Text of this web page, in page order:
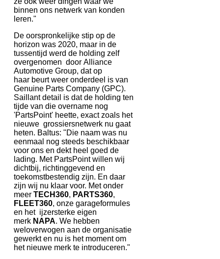
binnen ons netwerk van konden
leren."
De oorspronkelijke stip op de
horizon was 2020, maar in de
tussentijd werd de holding zelf
overgenomen door Alliance
Automotive Group, dat op
haar beurt weer onderdeel is van
Genuine Parts Company (GPC).
Saillant detail is dat de holding ten
tijde van die overname nog
'PartsPoint' heette, exact zoals het
nieuwe grossiersnetwerk nu gaat
heten. Baltus: "Die naam was nu
eenmaal nog steeds beschikbaar
voor ons en dekt heel goed de
lading. Met PartsPoint willen wij
dichtbij, richtinggevend en
toekomstbestendig zijn. En daar
zijn wij nu klaar voor. Met onder
meer TECH360, PARTS360,
FLEET360, onze garageformules
en het ijzersterke eigen
merk NAPA. We hebben
weloverwogen aan de organisatie
gewerkt en nu is het moment om
het nieuwe merk te introduceren."